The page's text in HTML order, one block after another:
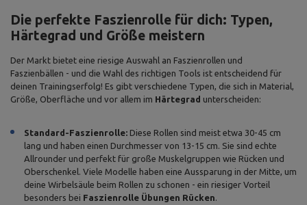
Die perfekte Faszienrolle für dich: Typen,
Härtegrad und Größe meistern
Der Markt bietet eine riesige Auswahl an Faszienrollen und
Faszienbällen - und die Wahl des richtigen Tools ist entscheidend für
deinen Trainingserfolg! Es gibt verschiedene Typen, die sich in Material,
Größe, Oberfläche und vor allem im Härtegrad unterscheiden:
Standard-Faszienrolle: Diese Rollen sind meist etwa 30-45 cm
lang und haben einen Durchmesser von 13-15 cm. Sie sind echte
Allrounder und perfekt für große Muskelgruppen wie Rücken und
Oberschenkel. Viele Modelle haben eine Aussparung in der Mitte, um
deine Wirbelsäule beim Rollen zu schonen - ein riesiger Vorteil
besonders bei Faszienrolle Übungen Rücken